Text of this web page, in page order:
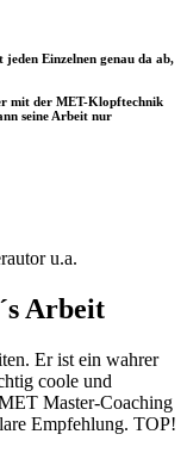
Einzelnen genau da ab,
mit der MET-Klopftechnik
seine Arbeit nur
u.a.
Arbeit
Er ist ein wahrer
coole und
Master-Coaching
Empfehlung. TOP!